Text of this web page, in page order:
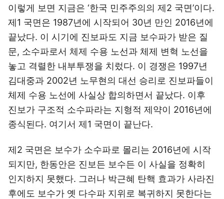
이렇게 보면 지금은 ‘한국 민주주의의 제2 국면’이다.
제1 국면은 1987년에 시작되어 30년 만인 2016년에
끝났다. 이 시기에 진보파도 지금 보수파가 받은 질
문, 소수파로서 체제 수용 노선과 체제 변혁 노선을
놓고 격렬한 내부투쟁을 치렀다. 이 경쟁은 1997년
김대중과 2002년 노무현의 대선 승리로 진보파들이
체제 수용 노선에 사실상 합의하면서 끝났다. 이후
진보가 구조적 소수파라는 지형적 제약이 2016년에
종식된다. 여기서 제1 국면이 끝난다.
제2 국면은 보수가 소수파로 몰리는 2016년에 시작
되지만, 한동안은 진보든 보수든 이 사실을 정확히
인지하지 못했다. 그러나 박근혜 탄핵 효과가 사라진
후에도 보수가 옛 다수파 지위로 복귀하지 못한다는